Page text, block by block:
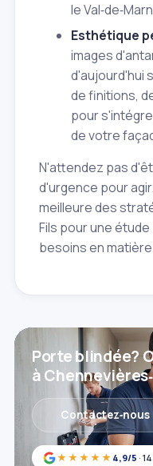
le
Esthétique
images
d'aujourd'hui
de finitions,
pour
de votre
N'attendez pas
d'urgence pour
meilleure des
Fils pour une
besoins en
★★★★★ 4,9/5 ·
Porte blindée?
à
Contactez‑nous